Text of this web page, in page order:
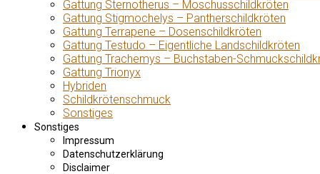
Gattung Sternotherus – Moschusschildkröten
Gattung Stigmochelys – Pantherschildkröten
Gattung Terrapene – Dosenschildkröten
Gattung Testudo – Eigentliche Landschildkröten
Gattung Trachemys – Buchstaben-
Gattung Trionyx
Hybriden
Schildkrötenschmuck
Sonstiges
Sonstiges
Impressum
Datenschutzerklärung
Disclaimer